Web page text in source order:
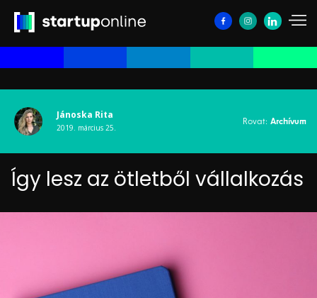
Jánoska Rita
2019. március 25.
Rovat: Archívum
Így lesz az ötletből vállalkozás